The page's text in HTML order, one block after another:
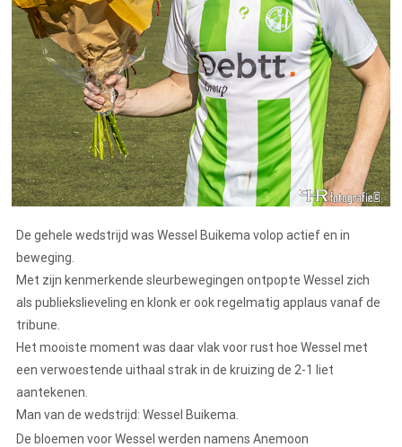
De gehele wedstrijd was Wessel Buikema volop actief en in
beweging.
Met zijn kenmerkende sleurbewegingen ontpopte Wessel zich
als publiekslieveling en klonk er ook regelmatig applaus vanaf de
tribune.
Het mooiste moment was daar vlak voor rust hoe Wessel met
een verwoestende uithaal strak in de kruizing de 2-1 liet
aantekenen.
Man van de wedstrijd: Wessel Buikema.
De bloemen voor Wessel werden namens Anemoon